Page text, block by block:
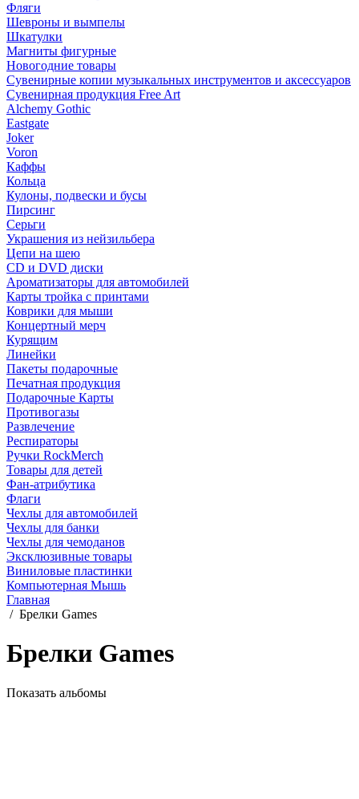
Фляги
Шевроны и вымпелы
Шкатулки
Магниты фигурные
Новогодние товары
Сувенирные копии музыкальных инструментов и аксессуаров
Сувенирная продукция Free Art
Alchemy Gothic
Eastgate
Joker
Voron
Каффы
Кольца
Кулоны, подвески и бусы
Пирсинг
Серьги
Украшения из нейзильбера
Цепи на шею
CD и DVD диски
Ароматизаторы для автомобилей
Карты тройка с принтами
Коврики для мыши
Концертный мерч
Курящим
Линейки
Пакеты подарочные
Печатная продукция
Подарочные Карты
Противогазы
Развлечение
Респираторы
Ручки RockMerch
Товары для детей
Фан-атрибутика
Флаги
Чехлы для автомобилей
Чехлы для банки
Чехлы для чемоданов
Эксклюзивные товары
Виниловые пластинки
Компьютерная Мышь
Главная
/ Брелки Games
Брелки Games
Показать альбомы